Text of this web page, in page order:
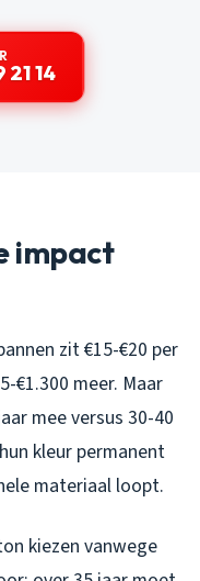
21 14
impact
zit €15-€20 per
€1.300 meer. Maar
mee versus 30-40
kleur permanent
materiaal loopt.
kiezen vanwege